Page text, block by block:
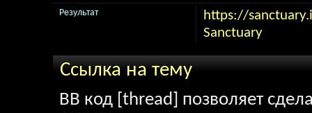
https://
Sanctuary
Результат
Ссылка на тему
BB код [thread] позволяет